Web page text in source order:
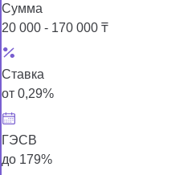
Сумма
20 000 - 170 000 ₸
Ставка
от 0,29%
ГЭСВ
до 179%